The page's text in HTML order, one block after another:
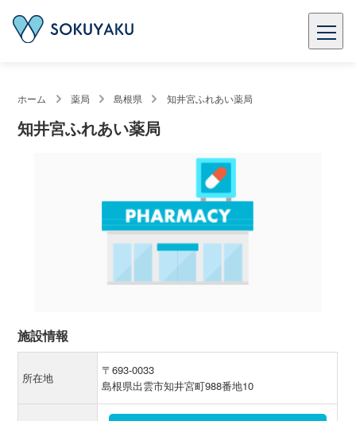
ホーム 薬局 島根県 知井宮ふれあい薬局
知井宮ふれあい薬局
施設情報
所在地
〒693-0033
島根県出雲市知井宮町988番地10